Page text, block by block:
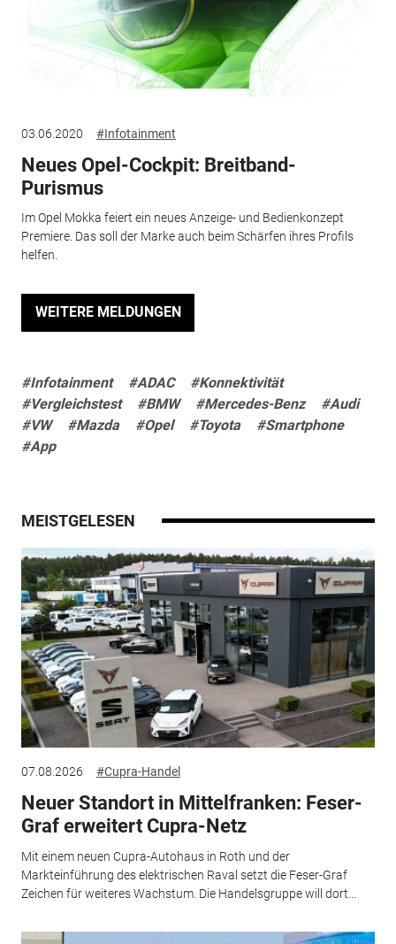
03.06.2020 #Infotainment
Neues Opel-Cockpit: Breitband-
Purismus
Im Opel Mokka feiert ein neues Anzeige- und Bedienkonzept
Premiere. Das soll der Marke auch beim Schärfen ihres Profils
helfen.
WEITERE MELDUNGEN
#Infotainment #ADAC
#Konnektivität
#Vergleichstest
#BMW #Mercedes-Benz
#Audi
#VW
#Mazda #Opel #Toyota
#Smartphone
#App
MEISTGELESEN
07.08.2026 #Cupra-Handel
Neuer Standort in Mittelfranken: Feser-
Graf erweitert Cupra-Netz
Mit einem neuen Cupra-Autohaus in Roth und der
Markteinführung des elektrischen Raval setzt die Feser-Graf
Zeichen für weiteres Wachstum. Die Handelsgruppe will dort...